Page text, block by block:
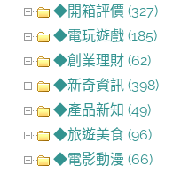
◆開箱評價 (327)
◆電玩遊戲 (185)
◆創業理財 (62)
◆新奇資訊 (398)
◆產品新知 (49)
◆旅遊美食 (96)
◆電影動漫 (66)